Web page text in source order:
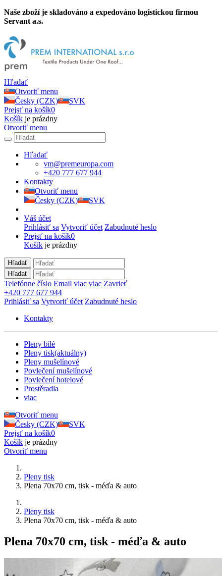
Naše zboží je skladováno a expedováno logistickou firmou
Servant a.s.
Hľadať
Otvoriť menu
Česky (CZK)
SVK
Prejsť na košík0
Košík je prázdny
Otvoriť menu
Hľadať
vm@premeuropa.com
+420 777 677 944
Kontakty
Otvoriť menu
Česky (CZK)
SVK
Váš účet
Prihlásiť sa Vytvoriť účet Zabudnuté heslo
Prejsť na košík0
Košík je prázdny
Hľadať
Hľadať
Telefónne číslo Email viac viac Zavrieť
+420 777 677 944
Prihlásiť sa Vytvoriť účet Zabudnuté heslo
Kontakty
Pleny bílé
Pleny tisk(aktuálny)
Pleny mušelínové
Povlečení mušelínové
Povlečení hotelové
Prostěradla
viac
Otvoriť menu
Česky (CZK)
SVK
Prejsť na košík0
Košík je prázdny
Otvoriť menu
Pleny tisk
Plena 70x70 cm, tisk - méďa & auto
Pleny tisk
Plena 70x70 cm, tisk - méďa & auto
Plena 70x70 cm, tisk - méďa & auto